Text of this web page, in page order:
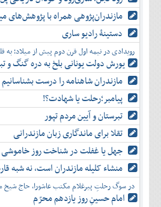
مازندران‌پژوهی همراه با پژوهش‌های
دستینۀ رادیو ساری
رویدادی در نیمه اول قرن دوم پیش از میلاد؛ به
یورش دولت یونانی بلخ به دره گنگ و
مازندران شاهنامه را درست بشناسانیم
پیامبر؛رحلت یا شهادت؟!
تبرستان و آیین مردم تپور
تقلا برای ماندگاری زبان مازندرانی
جهل یا غفلت در شناخت روز خاموشی
منشاء کلیله مازندران است، نه شبه
در سوگ رحلتِ پیرغلام مکتب عاشورا، حاج شیخ
امام حسینِ روز یازدهم محرّم